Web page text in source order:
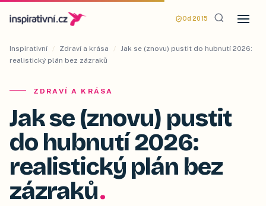
Od 2015
Inspirativní / Zdraví a krása / Jak se (znovu) pustit do hubnutí 2026:
realistický plán bez zázraků
ZDRAVÍ A KRÁSA
Jak se (znovu) pustit
do hubnutí 2026:
realistický plán bez
zázraků.